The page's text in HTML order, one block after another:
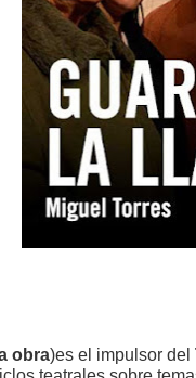
obra)es el impulsor del